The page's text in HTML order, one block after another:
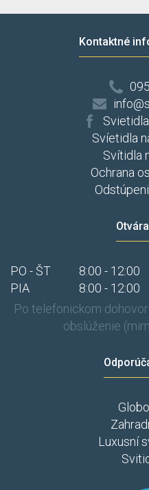
Kontaktné
Svíetidla
Svítidla
Ochrana
PO - ŠT 8:00 - 12:00
PIA
8:00 - 12:00
Po telefonickom
obslúženie
Luxusní